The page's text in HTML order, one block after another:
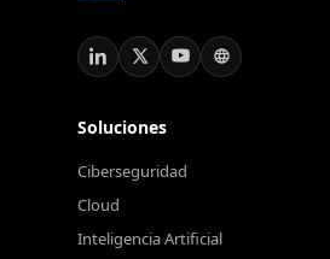
Soluciones
Ciberseguridad
Cloud
Inteligencia Artificial